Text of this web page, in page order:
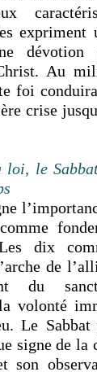
expriment
dévotion
Au
foi
crise
loi, le
dix
de
du
volonté
Le
signe de la
son